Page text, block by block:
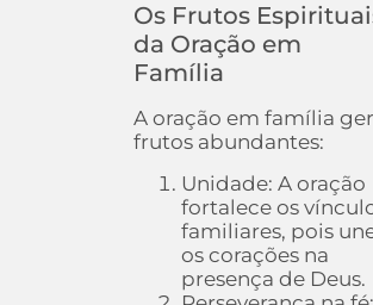
Os Frutos
da Oração em
Família
A oração em família
frutos abundantes:
Unidade: A oração
fortalece os
familiares, pois
os corações na
presença de Deus.